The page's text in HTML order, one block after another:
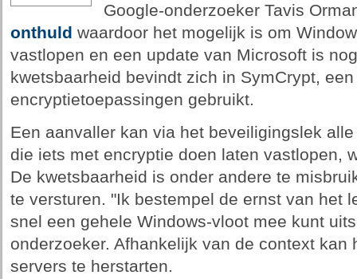
Google-onderzoeker Tavis
onthuld waardoor het mogelijk is om
vastlopen en een update van Microsoft is
kwetsbaarheid bevindt zich in SymCrypt,
encryptietoepassingen gebruikt.
Een aanvaller kan via het beveiligingslek
die iets met encryptie doen laten vastlopen,
De kwetsbaarheid is onder andere te
te versturen. "Ik bestempel de ernst van het
snel een gehele Windows-vloot mee kunt
onderzoeker. Afhankelijk van de context kan
servers te herstarten.